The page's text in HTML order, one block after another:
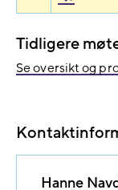
Tidligere
Se oversikt og
Hanne